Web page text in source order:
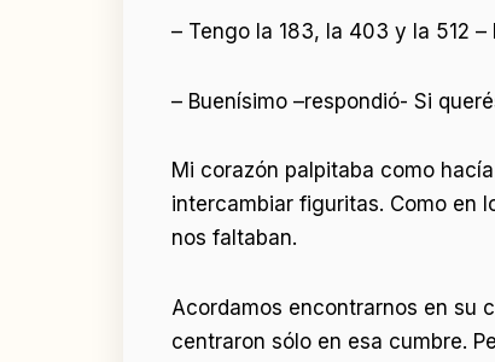
– Tengo la 183, la 403 y la 512 –
– Buenísimo –respondió- Si
Mi corazón palpitaba como
intercambiar figuritas. Como en
nos faltaban.
Acordamos encontrarnos en su
centraron sólo en esa cumbre.